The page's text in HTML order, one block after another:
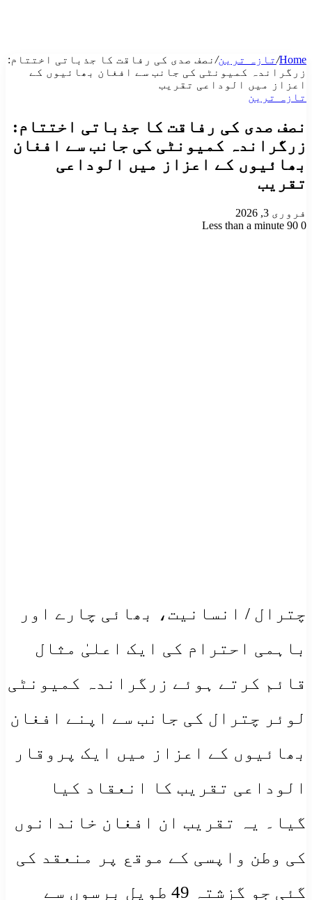
Home
/تازہ ترین/ نصف صدی کی رفاقت کا جذباتی اختتام:
زرگراندہ کمیونٹی کی جانب سے افغان بھائیوں کے
اعزاز میں الوداعی تقریب
تازہ ترین
نصف صدی کی رفاقت کا جذباتی اختتام:
زرگراندہ کمیونٹی کی جانب سے افغان
بھائیوں کے اعزاز میں الوداعی
تقریب
فروری 3, 2026
0
Less than a minute
چترال / انسانیت، بھائی چارے اور
باہمی احترام کی ایک اعلیٰ مثال
قائم کرتے ہوئے زرگراندہ کمیونٹی
لوئر چترال کی جانب سے اپنے افغان
بھائیوں کے اعزاز میں ایک پروقار
الوداعی تقریب کا انعقاد کیا
گیا۔ یہ تقریب ان افغان خاندانوں
کی وطن واپسی کے موقع پر منعقد کی
گئی جو گزشتہ 49 طویل برسوں سے